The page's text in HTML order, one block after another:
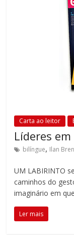
Carta ao leitor
Líderes
bilíngue, Ilan
UM LABIRINTO
caminhos do
imaginário em
Ler mais